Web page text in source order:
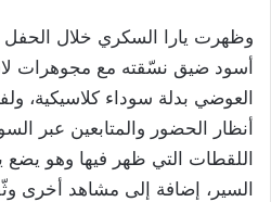
وظهرت يارا السكري خلال الحفل
أسود ضيق نسّقته مع مجوهرات
العوضي بدلة سوداء كلاسيكية،
أنظار الحضور والمتابعين عبر
اللقطات التي ظهر فيها وهو يضع
السير، إضافة إلى مشاهد أخرى